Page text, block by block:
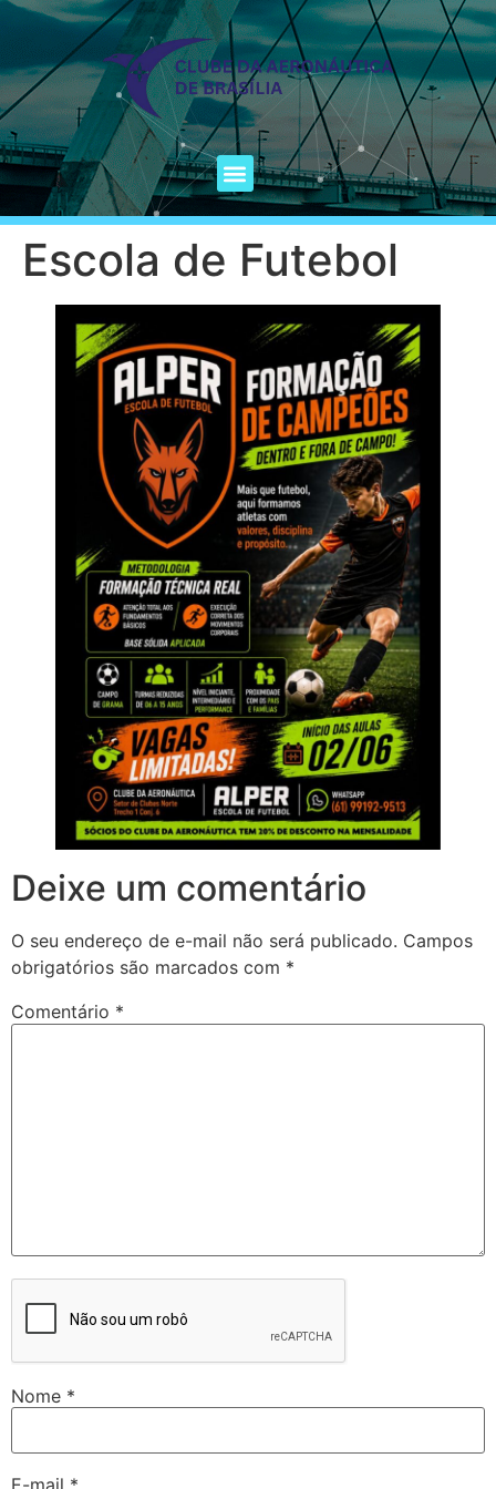
Escola de Futebol
Deixe um comentário
O seu endereço de e-mail não será publicado. Campos
obrigatórios são marcados com *
Comentário *
Nome *